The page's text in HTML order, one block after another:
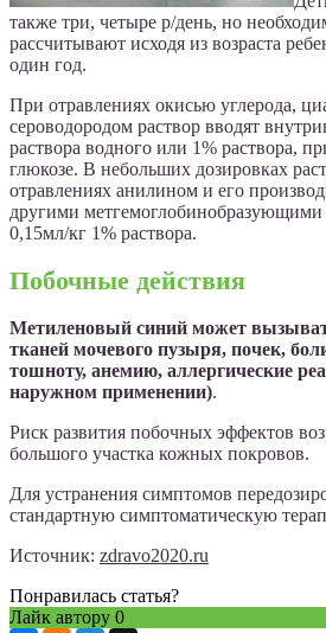
также три, четыре р/день, но
рассчитывают исходя из возраста
один год.
При отравлениях окисью углерода,
сероводородом раствор вводят
раствора водного или 1% раствора,
глюкозе. В небольших дозировках
отравлениях анилином и его
другими метгемоглобинобразующими
0,15мл/кг 1% раствора.
Побочные действия
Метиленовый синий может
тканей мочевого пузыря, почек,
тошноту, анемию, аллергические
наружном применении).
Риск развития побочных эффектов
большого участка кожных покровов.
Для устранения симптомов
стандартную симптоматическую
Источник: zdravo2020.ru
Понравилась статья?
Лайк автору 0